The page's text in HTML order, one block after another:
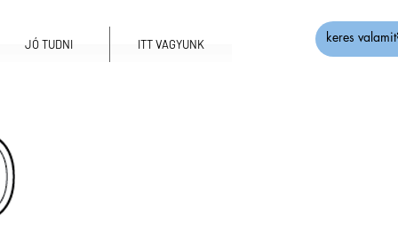
JÓ TUDNI ITT VAGYUNK